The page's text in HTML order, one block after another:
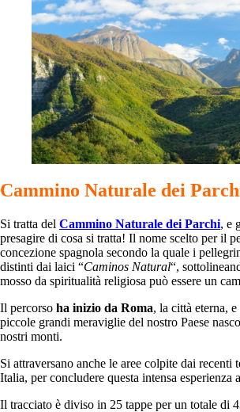
Cammino Naturale dei
Si tratta del Cammino Naturale dei Parchi, e
presagire di cosa si tratta! Il nome scelto per il
concezione spagnola secondo la quale i
distinti dai laici “Caminos Natural“,
mosso da spiritualità religiosa può essere un
Il percorso ha inizio da Roma, la città eterna,
piccole grandi meraviglie del nostro Paese
nostri monti.
Si attraversano anche le aree colpite dai recenti
Italia, per concludere questa intensa esperienza a
Il tracciato è diviso in 25 tappe per un totale di